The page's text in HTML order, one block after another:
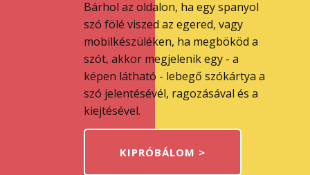
Bárhol az oldalon, ha egy spanyol
szó fölé viszed az egered, vagy
mobilkészüléken, ha megbököd a
szót, akkor megjelenik egy - a
képen látható - lebegő szókártya a
szó jelentésévél, ragozásával és a
kiejtésével.
KIPRÓBÁLOM >